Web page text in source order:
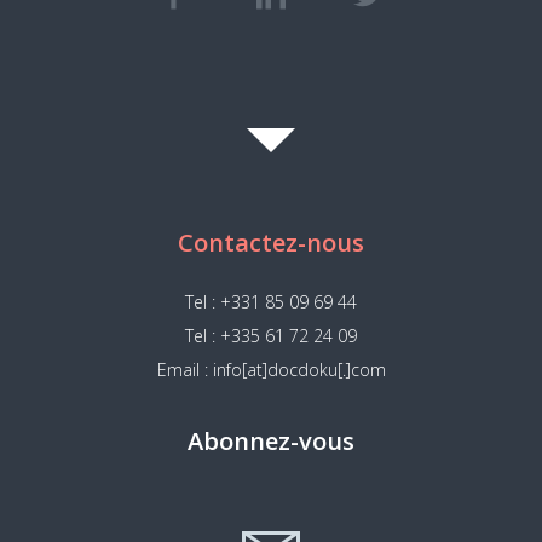
Contactez-nous
Tel : +331 85 09 69 44
Tel : +335 61 72 24 09
Email : info[at]docdoku[.]com
Abonnez-vous